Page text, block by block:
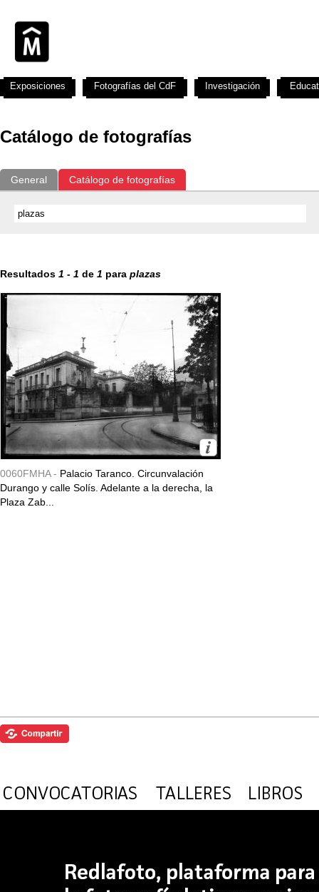
Catálogo de fotografías
General Catálogo de fotografías
Resultados 1 - 1 de 1 para plazas
0060FMHA - Palacio Taranco. Circunvalación
Durango y calle Solís. Adelante a la derecha, la
Plaza Zab...
Exposiciones Fotografías del CdF Investigación